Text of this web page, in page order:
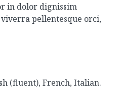
in dolor dignissim
pellentesque orci,
(fluent), French, Italian.